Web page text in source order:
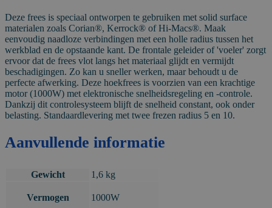
Deze frees is speciaal ontworpen te gebruiken met solid surface
materialen zoals Corian®, Kerrock® of Hi-Macs®. Maak
eenvoudig naadloze verbindingen met een holle radius tussen het
werkblad en de opstaande kant. De frontale geleider of 'voeler' zorgt
ervoor dat de frees vlot langs het materiaal glijdt en vermijdt
beschadigingen. Zo kan u sneller werken, maar behoudt u de
perfecte afwerking. Deze hoekfrees is voorzien van een krachtige
motor (1000W) met elektronische snelheidsregeling en -controle.
Dankzij dit controlesysteem blijft de snelheid constant, ook onder
belasting. Standaardlevering met twee frezen radius 5 en 10.
Aanvullende informatie
Gewicht 1,6 kg
Vermogen 1000W